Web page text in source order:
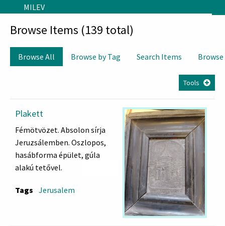
Skip to main content
MILEV
Browse Items (139 total)
Browse All Browse by Tag Search Items
Tools
Plakett
Fémötvözet. Absolon sírja
Jeruzsálemben. Oszlopos,
hasábforma épület, gúla
alakú tetővel.
Fakerete töredezett.
Tags Jerusalem